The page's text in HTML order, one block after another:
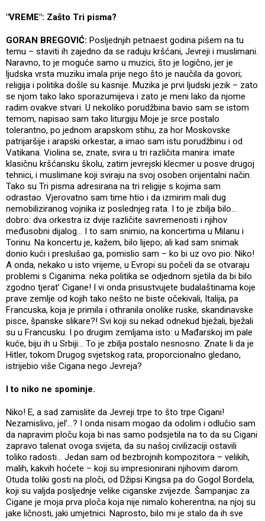
"VREME": Zašto Tri pisma?
GORAN BREGOVIĆ: Posljednjih petnaest godina pišem na tu
temu – staviti ih zajedno da se raduju kršćani, Jevreji i muslimani.
Naravno, to je moguće samo u muzici, što je logično, jer je
ljudska vrsta muziku imala prije nego što je naučila da govori;
religija i politika došle su kasnije. Muzika je prvi ljudski jezik – zato
se njom tako lako sporazumijeva i zato je meni lako da njome
radim ovakve stvari. U nekoliko porudžbina bavio sam se istom
temom, napisao sam tako liturgiju Moje je srce postalo
tolerantno, po jednom arapskom stihu, za hor Moskovske
patrijaršije i arapski orkestar, a imao sam istu porudžbinu i od
Vatikana. Violina se, znate, svira u tri različita manira: imate
klasičnu kršćansku školu, zatim jevrejski klecmer u posve drugoj
tehnici, i muslimane koji sviraju na svoj osoben orijentalni način.
Tako su Tri pisma adresirana na tri religije s kojima sam
odrastao. Vjerovatno sam time htio i da izmirim mali dug
nemobiliziranog vojnika iz poslednjeg rata. I to je zbilja bilo...
dobro: dva orkestra iz dvije različite savremenosti i njihov
međusobni dijalog... I to sam snimio, na koncertima u Milanu i
Torinu. Na koncertu je, kažem, bilo lijepo; ali kad sam snimak
donio kući i preslušao ga, pomislio sam – ko bi uz ovo pio. Niko!
A onda, nekako u isto vrijeme, u Evropi su počeli da se otvaraju
problemi s Ciganima: neka politika se odjednom sjetila da bi bilo
zgodno tjerat’ Cigane! I vi onda prisustvujete budalaštinama koje
prave zemlje od kojih tako nešto ne biste očekivali, Italija, pa
Francuska, koja je primila i othranila onolike ruske, skandinavske
pisce, španske slikare?! Svi koji su nekad odnekud bježali, bježali
su u Francusku. I po drugim zemljama isto: u Mađarskoj im pale
kuće, biju ih u Srbiji... To je zbilja postalo nesnosno. Znate li da je
Hitler, tokom Drugog svjetskog rata, proporcionalno gledano,
istrijebio više Cigana nego Jevreja?
I to niko ne spominje.
Niko! E, a sad zamislite da Jevreji trpe to što trpe Cigani!
Nezamislivo, jel’...? I onda nisam mogao da odolim i odlučio sam
da napravim ploču koja bi nas samo podsjetila na to da su Cigani
zapravo talenat ovoga svijeta, da su našoj civilizaciji ostavili
toliko radosti... Jedan sam od bezbrojnih kompozitora – velikih,
malih, kakvih hoćete – koji su impresionirani njihovim darom.
Otuda toliki gosti na ploči, od Džipsi Kingsa pa do Gogol Bordela,
koji su valjda posljednje velike ciganske zvijezde. Šampanjac za
Cigane je moja prva ploča koja nije nimalo koherentna; na njoj su
jake ličnosti, jaki umjetnici. Naprosto, bilo mi je stalo da ih sve